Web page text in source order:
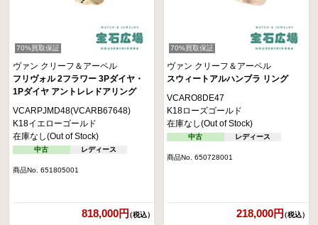
70%買取保証
ヴァン クリーフ＆アーペル
フリヴォル 2フラワー 3Pダイヤ・
1Pダイヤ アントレレドアリング
VCARPJMD48(VCARB67648)
K18イエローゴールド
在庫なし(Out of Stock)
中古 レディース
商品No. 651805001
818,000円（税込）
70%買取保証
ヴァン クリーフ＆アーペル
スウィートアルハンブラ リング
VCARO8DE47
K18ローズゴールド
在庫なし(Out of Stock)
中古 レディース
商品No. 650728001
218,000円（税込）